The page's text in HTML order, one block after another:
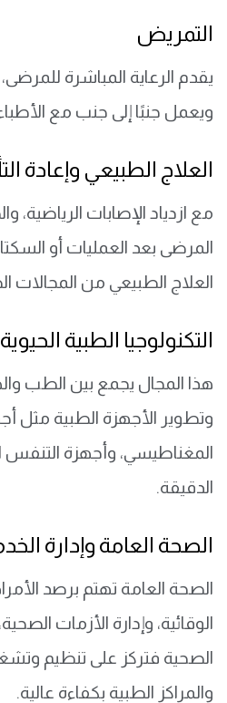
التمريض
يقدم الرعاية المباشرة
ويعمل جنبًا إلى جنب مع
العلاج الطبيعي وإعادة
مع ازدياد الإصابات الرياضية،
المرضى بعد العمليات أو
العلاج الطبيعي من المجالات
التكنولوجيا الطبية الحيوية
هذا المجال يجمع بين الطب
وتطوير الأجهزة الطبية مثل
المغناطيسي، وأجهزة التنفس
الدقيقة.
الصحة العامة وإدارة
الصحة العامة تهتم برصد
الوقائية، وإدارة الأزمات
الصحية فتركز على تنظيم
والمراكز الطبية بكفاءة عالية.